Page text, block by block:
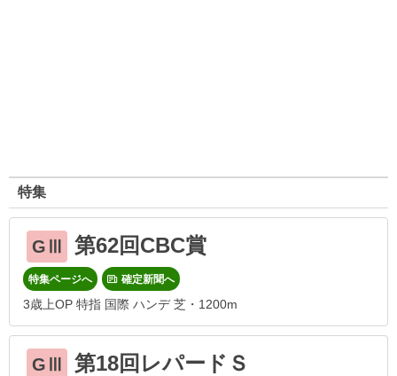
特集
GⅢ 第62回CBC賞
特集ページへ 確定新聞へ
3歳上OP 特指 国際 ハンデ 芝・1200m
GⅢ 第18回レパードＳ